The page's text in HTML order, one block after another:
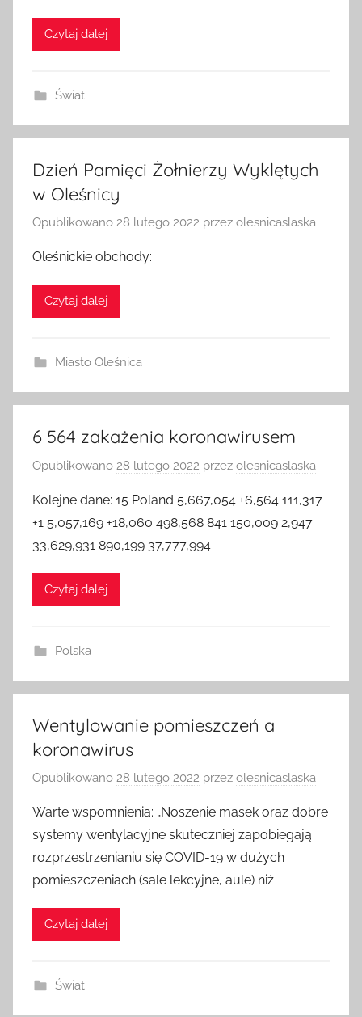
Czytaj dalej
Świat
Dzień Pamięci Żołnierzy Wyklętych
w Oleśnicy
Opublikowano 28 lutego 2022 przez olesnicaslaska
Oleśnickie obchody:
Czytaj dalej
Miasto Oleśnica
6 564 zakażenia koronawirusem
Opublikowano 28 lutego 2022 przez olesnicaslaska
Kolejne dane: 15 Poland 5,667,054 +6,564 111,317
+1 5,057,169 +18,060 498,568 841 150,009 2,947
33,629,931 890,199 37,777,994
Czytaj dalej
Polska
Wentylowanie pomieszczeń a
koronawirus
Opublikowano 28 lutego 2022 przez olesnicaslaska
Warte wspomnienia: „Noszenie masek oraz dobre
systemy wentylacyjne skuteczniej zapobiegają
rozprzestrzenianiu się COVID-19 w dużych
pomieszczeniach (sale lekcyjne, aule) niż
Czytaj dalej
Świat